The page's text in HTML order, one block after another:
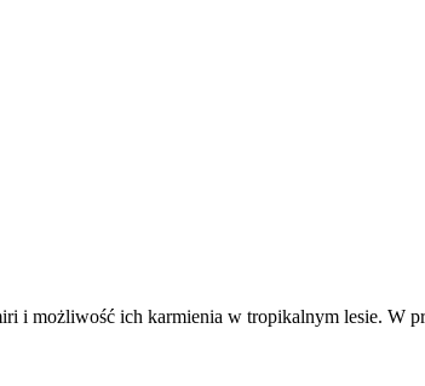
i możliwość ich karmienia w tropikalnym lesie.